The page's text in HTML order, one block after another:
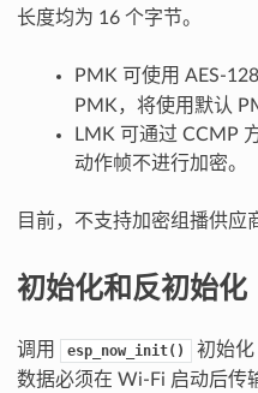
长度均为 16 个字节。
PMK 可使用 AES-
PMK，将使用默认
LMK 可通过 CCMP
动作帧不进行加密。
目前，不支持加密组播供应
初始化和反初始化
调用 esp_now_init() 初始化
数据必须在 Wi-Fi 启动后传